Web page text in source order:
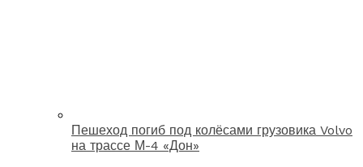
Пешеход погиб под колёсами грузовика Volvo
на трассе М-4 «Дон»